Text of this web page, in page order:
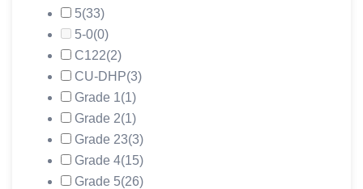
5(33)
5-0(0)
C122(2)
CU-DHP(3)
Grade 1(1)
Grade 2(1)
Grade 23(3)
Grade 4(15)
Grade 5(26)